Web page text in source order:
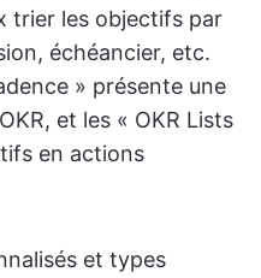
trier les objectifs par
échéancier, etc.
» présente une
et les « OKR Lists
en actions
et types